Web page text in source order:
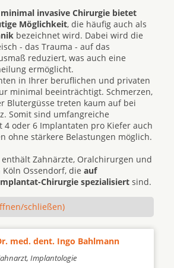
invasive Chirurgie bietet
Möglichkeit, die häufig auch als
bezeichnet wird. Dabei wird die
- das Trauma - auf das
reduziert, was auch eine
ermöglicht.
in Ihrer beruflichen und privaten
minimal beeinträchtigt. Schmerzen,
Blutergüsse treten kaum auf bei
Somit sind umfangreiche
4 oder 6 Implantaten pro Kiefer auch
ohne stärkere Belastungen möglich.
enthält Zahnärzte, Oralchirurgen und
Ossendorf, die auf
Chirurgie spezialisiert sind.
schließen)
med. dent. Ingo Bahlmann
Implantologie